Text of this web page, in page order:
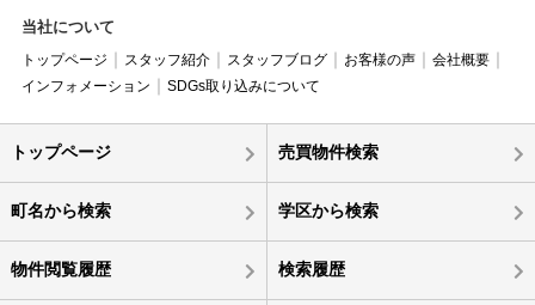
当社について
トップページ スタッフ紹介 スタッフブログ お客様の声
会社概要
インフォメーション
SDGs取り込みについて
トップページ 売買物件検索
町名から検索 学区から検索
物件閲覧履歴 検索履歴